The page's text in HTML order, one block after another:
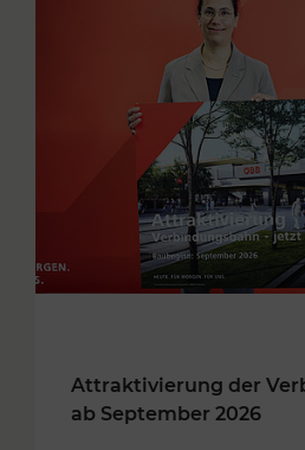
Attraktivierung der
ab September 2026